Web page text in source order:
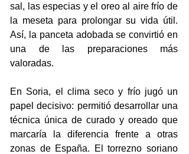
sal, las especias y el oreo al aire frío de
la meseta para prolongar su vida útil.
Así, la panceta adobada se convirtió en
una de las preparaciones más
valoradas.
En Soria, el clima seco y frío jugó un
papel decisivo: permitió desarrollar una
técnica única de curado y oreado que
marcaría la diferencia frente a otras
zonas de España. El torrezno soriano